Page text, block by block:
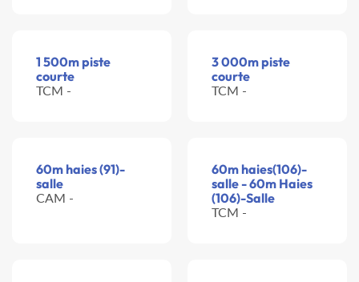
1 500m piste
courte
TCM -
3 000m piste
courte
TCM -
60m haies (91)-
salle
CAM -
60m haies(106)-
salle - 60m Haies
(106)-Salle
TCM -